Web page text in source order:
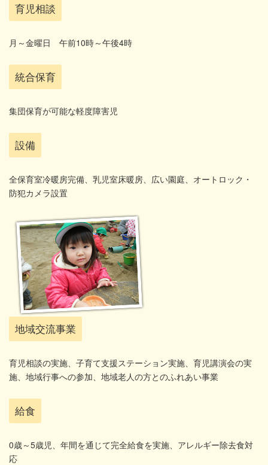
育児相談
月～金曜日 午前10時～午後4時
統合保育
集団保育が可能な軽度障害児
設備
全保育室冷暖房完備、乳児室床暖房、広い園庭、オートロック・
防犯カメラ設置
地域交流事業
育児相談の実施、子育て支援ステーション実施、育児講演会の実
施、地域行事への参加、地域老人の方とのふれあい事業
給食
0歳～5歳児、年間を通じて完全給食を実施、アレルギー除去食対
応